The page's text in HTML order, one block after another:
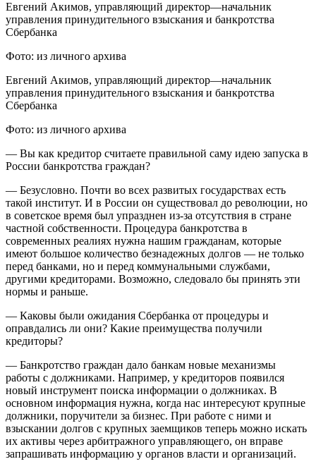
Евгений Акимов, управляющий директор—начальник
управления принудительного взыскания и банкротства
Сбербанка
Фото: из личного архива
Евгений Акимов, управляющий директор—начальник
управления принудительного взыскания и банкротства
Сбербанка
Фото: из личного архива
— Вы как кредитор считаете правильной саму идею запуска в
России банкротства граждан?
— Безусловно. Почти во всех развитых государствах есть
такой институт. И в России он существовал до революции, но
в советское время был упразднен из-за отсутствия в стране
частной собственности. Процедура банкротства в
современных реалиях нужна нашим гражданам, которые
имеют большое количество безнадежных долгов — не только
перед банками, но и перед коммунальными службами,
другими кредиторами. Возможно, следовало бы принять эти
нормы и раньше.
— Каковы были ожидания Сбербанка от процедуры и
оправдались ли они? Какие преимущества получили
кредиторы?
— Банкротство граждан дало банкам новые механизмы
работы с должниками. Например, у кредиторов появился
новый инструмент поиска информации о должниках. В
основном информация нужна, когда нас интересуют крупные
должники, поручители за бизнес. При работе с ними и
взыскании долгов с крупных заемщиков теперь можно искать
их активы через арбитражного управляющего, он вправе
запрашивать информацию у органов власти и организаций.